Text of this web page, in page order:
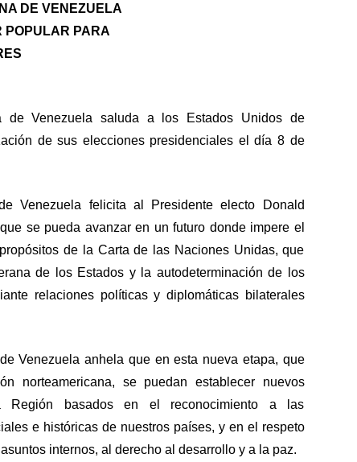
DE VENEZUELA
POPULAR PARA
de Venezuela saluda a los Estados Unidos de
de sus elecciones presidenciales el día 8 de
Venezuela felicita al Presidente electo Donald
se pueda avanzar en un futuro donde impere el
de la Carta de las Naciones Unidas, que
de los Estados y la autodeterminación de los
relaciones políticas y diplomáticas bilaterales
Venezuela anhela que en esta nueva etapa, que
norteamericana, se puedan establecer nuevos
Región basados en el reconocimiento a las
e históricas de nuestros países, y en el respeto
internos, al derecho al desarrollo y a la paz.